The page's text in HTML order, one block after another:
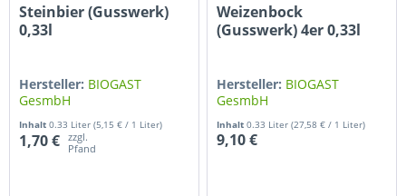
Steinbier (Gusswerk)
0,33l
Hersteller: BIOGAST
GesmbH
Inhalt0.33 Liter(5,15 € / 1 Liter)
1,70 €
zzgl.
Pfand
Weizenbock
(Gusswerk) 4er 0,33l
Hersteller: BIOGAST
GesmbH
Inhalt0.33 Liter(27,58 € / 1 Liter)
9,10 €